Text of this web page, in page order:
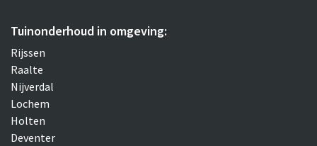
Tuinonderhoud in omgeving:
Rijssen
Raalte
Nijverdal
Lochem
Holten
Deventer